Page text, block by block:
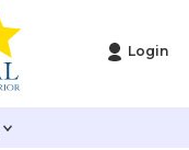
Login